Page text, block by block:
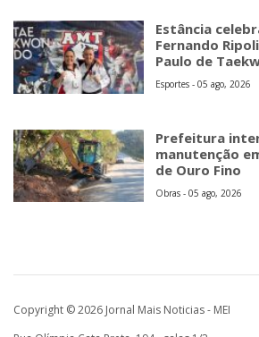
Estância
Fernando
Paulo de
Esportes - 05 ago, 2026
Prefeitura
manutenção
de Ouro Fino
Obras - 05 ago, 2026
Copyright © 2026 Jornal Mais Noticias - MEI